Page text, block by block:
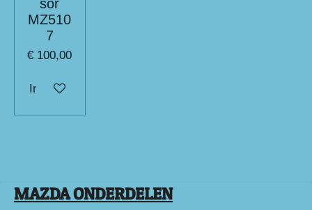
sor
MZ510
7
€ 100,00
In winkelwagen
MAZDA ONDERDELEN